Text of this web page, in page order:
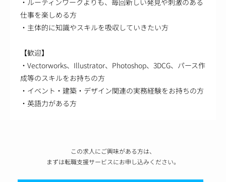
仕事を楽しめる方
・主体的に知識やスキルを吸収していきたい方
【歓迎】
・Vectorworks、Illustrator、Photoshop、3DCG、パース作
成等のスキルをお持ちの方
・イベント・建築・デザイン関連の実務経験をお持ちの方
・英語力がある方
この求人にご興味がある方は、
まずは転職支援サービスにお申し込みください。